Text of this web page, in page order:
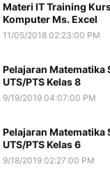
Materi IT Training
Komputer Ms. Excel
11/05/2018 02:23:00 PM
Pelajaran Matematika
UTS/PTS Kelas 8
9/19/2019 04:07:00 PM
Pelajaran Matematika
UTS/PTS Kelas 6
9/18/2019 02:27:00 PM